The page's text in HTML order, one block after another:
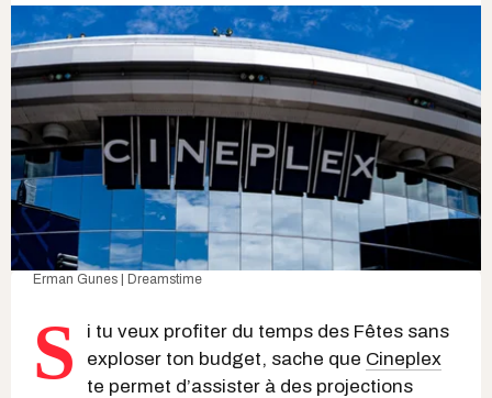
Erman Gunes | Dreamstime
S
i tu veux profiter du temps des Fêtes sans
exploser ton budget, sache que Cineplex
te permet d’assister à des projections